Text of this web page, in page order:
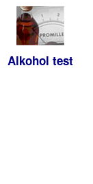
Alkohol test